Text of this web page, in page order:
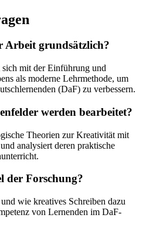
Arbeit grundsätzlich?
mit der Einführung und
als moderne Lehrmethode, um
(DaF) zu verbessern.
werden bearbeitet?
Theorien zur Kreativität mit
analysiert deren praktische
der Forschung?
wie kreatives Schreiben dazu
von Lernenden im DaF-